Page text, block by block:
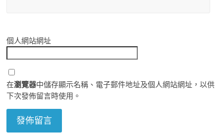
個人網站網址
在瀏覽器中儲存顯示名稱、電子郵件地址及個人網站網址，以供
下次發佈留言時使用。